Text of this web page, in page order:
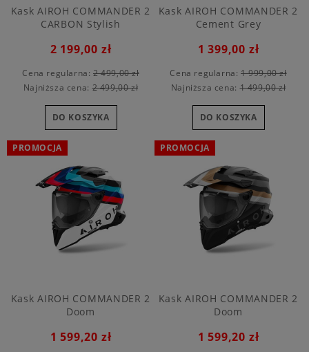
Kask AIROH COMMANDER 2
CARBON Stylish
2 199,00 zł
Cena regularna: 2 499,00 zł
Najniższa cena:2 499,00 zł
DO KOSZYKA
Kask AIROH COMMANDER 2
Cement Grey
1 399,00 zł
Cena regularna: 1 999,00 zł
Najniższa cena:1 499,00 zł
DO KOSZYKA
Kask AIROH COMMANDER 2
Doom
1 599,20 zł
PROMOCJA
Kask AIROH COMMANDER 2
Doom
1 599,20 zł
PROMOCJA